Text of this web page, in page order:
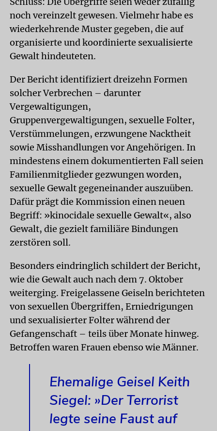
noch vereinzelt gewesen. Vielmehr habe es
wiederkehrende Muster gegeben, die auf
organisierte und koordinierte sexualisierte
Gewalt hindeuteten.
Der Bericht identifiziert dreizehn Formen
solcher Verbrechen – darunter
Vergewaltigungen,
Gruppenvergewaltigungen, sexuelle Folter,
Verstümmelungen, erzwungene Nacktheit
sowie Misshandlungen vor Angehörigen. In
mindestens einem dokumentierten Fall seien
Familienmitglieder gezwungen worden,
sexuelle Gewalt gegeneinander auszuüben.
Dafür prägt die Kommission einen neuen
Begriff: »kinocidale sexuelle Gewalt«, also
Gewalt, die gezielt familiäre Bindungen
zerstören soll.
Besonders eindringlich schildert der Bericht,
wie die Gewalt auch nach dem 7. Oktober
weiterging. Freigelassene Geiseln berichteten
von sexuellen Übergriffen, Erniedrigungen
und sexualisierter Folter während der
Gefangenschaft – teils über Monate hinweg.
Betroffen waren Frauen ebenso wie Männer.
Ehemalige Geisel Keith
Siegel: »Der Terrorist
legte seine Faust auf